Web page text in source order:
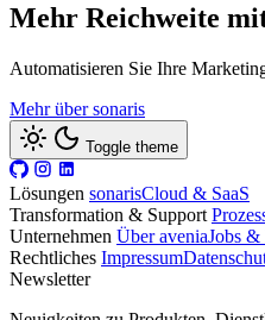
Mehr Reichweite
Automatisieren Sie Ihre
Mehr über sonaris
Toggle theme
Lösungen sonarisCloud & SaaS
Transformation & Support
Unternehmen Über aveniaJobs &
Rechtliches Impressum
Newsletter